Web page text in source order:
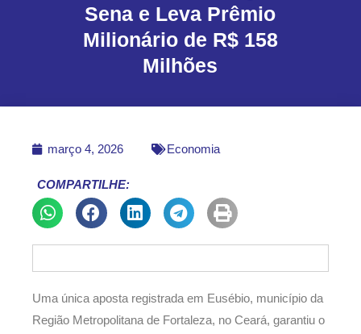
Sena e Leva Prêmio
Milionário de R$ 158
Milhões
março 4, 2026 Economia
COMPARTILHE:
Uma única aposta registrada em Eusébio, município da
Região Metropolitana de Fortaleza, no Ceará, garantiu o